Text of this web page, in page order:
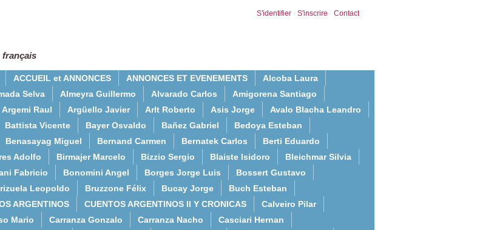
S'identifier - S'inscrire - Contact
français
ACCUEIL et ANNONCES ANNONCES ET EVENEMENTS
Alcoba Laura
Selva Almeyra Guillermo Alvarado Carlos
Amigorena Santiago
Argemi Raul Argüello Javier Arlt Roberto Asis Jorge
Avalo Blacha Leandro
Battista Vicente Bayer Osvaldo Bañez Gabriel
Bedoya Esteban
Benasayag Miguel Bernand Carmen Bernatek Carlos
Berti Eduardo
Adolfo Birmajer Marcelo Bizzio Sergio Blaiste Isidoro
Bleichmar Silvia
Fabricio Bonomini Angel Borges Jorge Luis
Bossert Gustavo
Leopoldo Bruzzone Félix Bucay Jorge
Buch Esteban
ARGENTINOS CUENTOS ARGENTINOS II Y CRONICAS
Calveiro Pilar
Mario Carranza Gonzalo Carranza Nacho
Casciari Hernan